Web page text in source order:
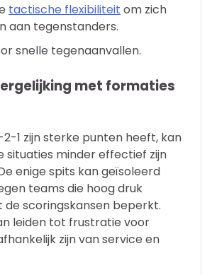
tactische flexibiliteit om zich
aan tegenstanders.
snelle tegenaanvallen.
met formaties
1 zijn sterke punten heeft, kan
situaties minder effectief zijn
enige spits kan geïsoleerd
teams die hoog druk
de scoringskansen beperkt.
leiden tot frustratie voor
zijn van service en